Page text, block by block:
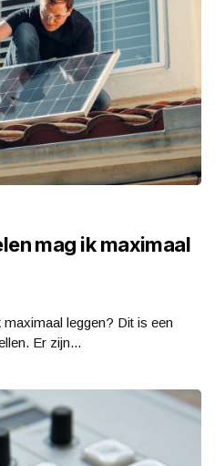
mag ik maximaal
leggen? Dit is een
Er zijn...